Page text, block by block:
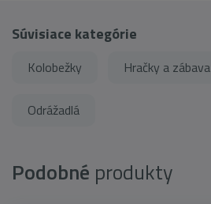
Súvisiace kategórie
Kolobežky Hračky a zábava
Odrážadlá
Podobné produkty